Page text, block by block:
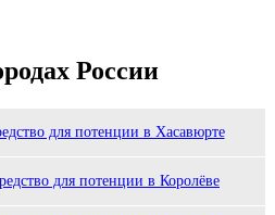
России
для потенции в Хасавюрте
для потенции в Королёве